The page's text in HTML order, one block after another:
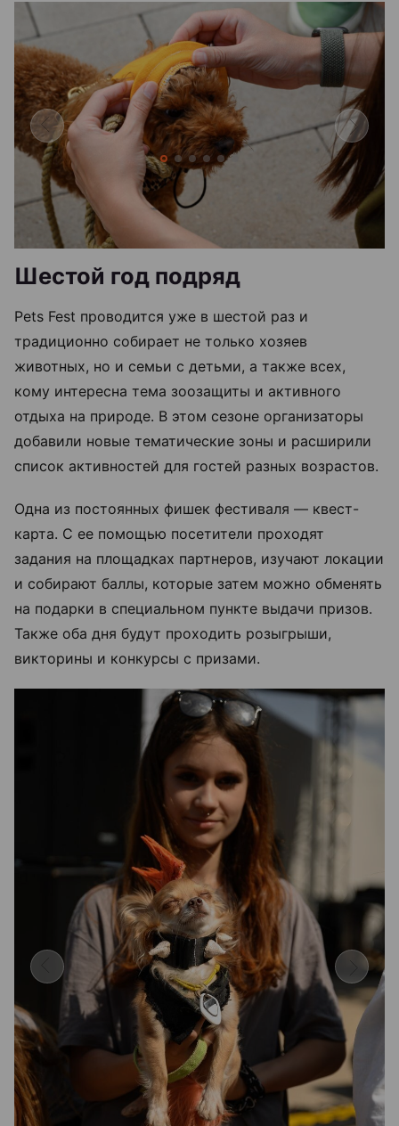
Шестой год подряд
Pets Fest проводится уже в шестой раз и
традиционно собирает не только хозяев
животных, но и семьи с детьми, а также всех,
кому интересна тема зоозащиты и активного
отдыха на природе. В этом сезоне организаторы
добавили новые тематические зоны и расширили
список активностей для гостей разных возрастов.
Одна из постоянных фишек фестиваля — квест-
карта. С ее помощью посетители проходят
задания на площадках партнеров, изучают локации
и собирают баллы, которые затем можно обменять
на подарки в специальном пункте выдачи призов.
Также оба дня будут проходить розыгрыши,
викторины и конкурсы с призами.